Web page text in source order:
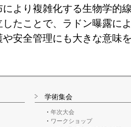
により複雑化する生物学的
したことで、ラドン曝露に
や安全管理にも大きな意味
学術集会
年次大会
ワークショップ